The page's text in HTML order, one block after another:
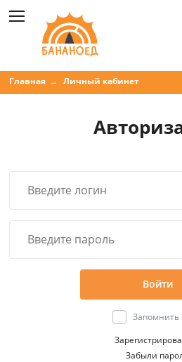
Главная Личный кабинет
Войти
Запомнить
Забыли